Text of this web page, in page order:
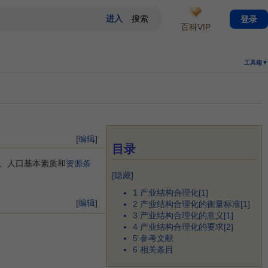
工具箱▼
目录
[隐藏]
1 产业结构合理化[1]
2 产业结构合理化的衡量标准[1]
3 产业结构合理化的意义[1]
4 产业结构合理化的要求[2]
5 参考文献
6 相关条目
[编辑]
人口基本素质和资源条
[编辑]
百科VIP
登录